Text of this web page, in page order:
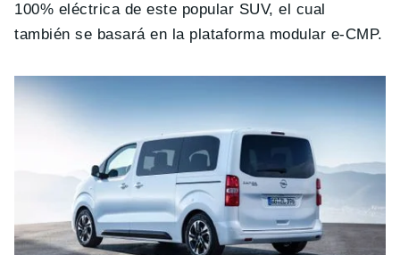
100% eléctrica de este popular SUV, el cual
también se basará en la plataforma modular e-CMP.